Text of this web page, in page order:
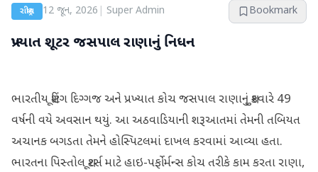
રાષ્ટ્રીય 12 જૂન, 2026 Super Admin Bookmark
પ્રખ્યાત શૂટર જસપાલ રાણાનું નિધન
ભારતીય શૂટિંગ દિગ્ગજ અને પ્રખ્યાત કોચ જસપાલ રાણાનું શુક્રવારે 49
વર્ષની વયે અવસાન થયું. આ અઠવાડિયાની શરૂઆતમાં તેમની તબિયત
અચાનક બગડતા તેમને હોસ્પિટલમાં દાખલ કરવામાં આવ્યા હતા.
ભારતના પિસ્તોલ શૂટર્સ માટે હાઇ-પર્ફોર્મન્સ કોચ તરીકે કામ કરતા રાણા,